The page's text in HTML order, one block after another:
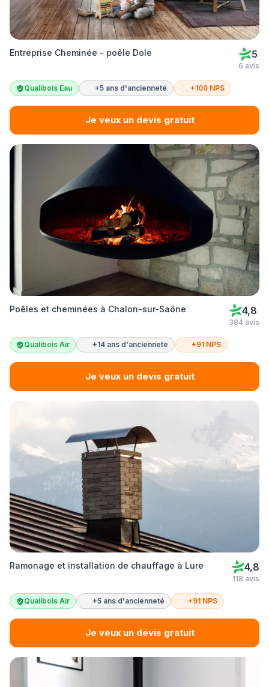
Entreprise Cheminée - poêle Dole 5
6 avis
Qualibois Eau +5 ans d'ancienneté +100 NPS
Je veux un devis gratuit
Poêles et cheminées à Chalon-sur-Saône 4,8
384 avis
Qualibois Air +14 ans d'ancienneté +91 NPS
Je veux un devis gratuit
Ramonage et installation de chauffage à Lure 4,8
118 avis
Qualibois Air +5 ans d'ancienneté +91 NPS
Je veux un devis gratuit